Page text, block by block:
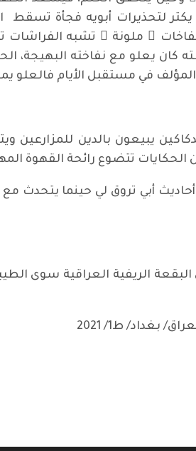
لتحذيرات أبويه فجأة تسقط
نفاخات ٍ ملونة ً تشبه الفراشات
صغيرة ويرى النهر/ ص158 الصغير في يقظته كان يعلو
في مستقبل الأيام فالعلو يمكن
يبيعون بالدين للمزارعين
تتضوع رائحة القهوة
أبي تروق لي حينما يتحدث
الريفية العراقية سوى
بغداد/ ط1/ 2021